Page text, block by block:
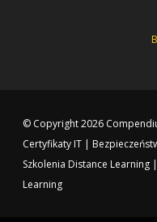
© Copyright 2026
Certyfikaty IT |
Szkolenia Distance Learning |
Learning